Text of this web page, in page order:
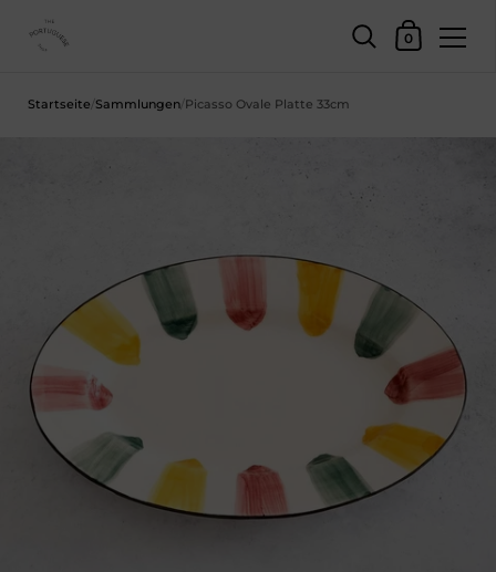
Einkaufswagen
0
Startseite/Sammlungen/Picasso Ovale Platte 33cm